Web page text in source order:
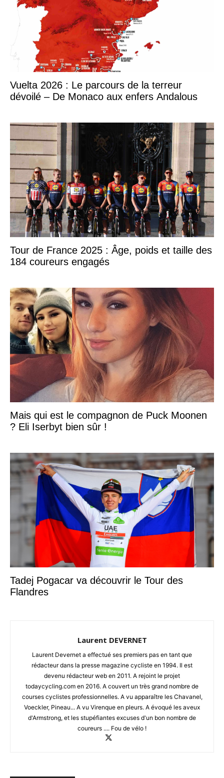
Vuelta 2026 : Le parcours de la terreur
dévoilé – De Monaco aux enfers Andalous
Tour de France 2025 : Âge, poids et taille des
184 coureurs engagés
Mais qui est le compagnon de Puck Moonen
? Eli Iserbyt bien sûr !
Tadej Pogacar va découvrir le Tour des
Flandres
Laurent DEVERNET
Laurent Devernet a effectué ses premiers pas en tant que
rédacteur dans la presse magazine cycliste en 1994. Il est
devenu rédacteur web en 2011. A rejoint le projet
todaycycling.com en 2016. A couvert un très grand nombre de
courses cyclistes professionnelles. A vu apparaître les Chavanel,
Voeckler, Pineau... A vu Virenque en pleurs. A évoqué les aveux
d'Armstrong, et les stupéfiantes excuses d'un bon nombre de
coureurs .... Fou de vélo !